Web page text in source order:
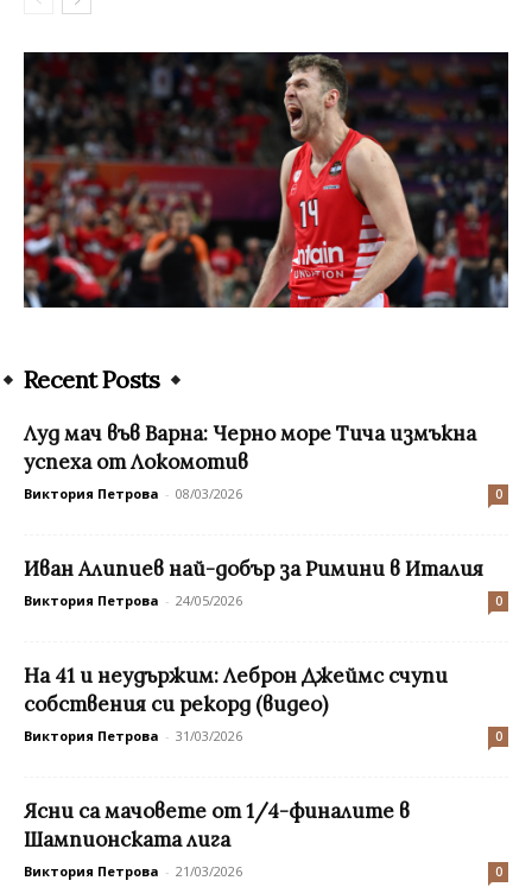
Recent Posts
Луд мач във Варна: Черно море Тича измъкна
успеха от Локомотив
Виктория Петрова - 08/03/2026 0
Иван Алипиев най-добър за Римини в Италия
Виктория Петрова - 24/05/2026 0
На 41 и неудържим: Леброн Джеймс счупи
собствения си рекорд (видео)
Виктория Петрова - 31/03/2026 0
Ясни са мачовете от 1/4-финалите в
Шампионската лига
Виктория Петрова - 21/03/2026 0